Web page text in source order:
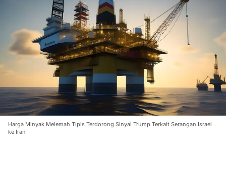
Harga Minyak Melemah Tipis Terdorong Sinyal Trump Terkait Serangan Israel
ke Iran